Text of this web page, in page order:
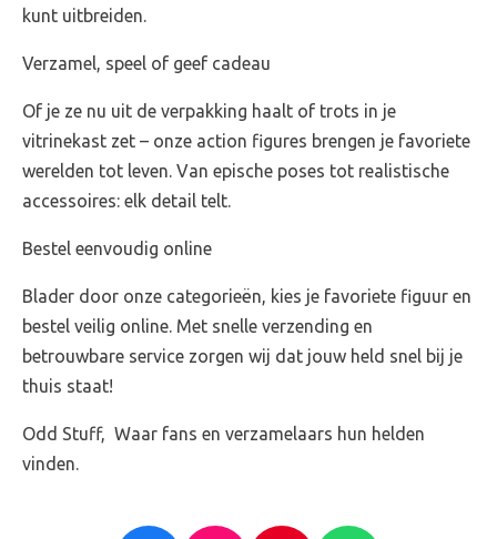
kunt uitbreiden.
Verzamel, speel of geef cadeau
Of je ze nu uit de verpakking haalt of trots in je
vitrinekast zet – onze action figures brengen je favoriete
werelden tot leven. Van epische poses tot realistische
accessoires: elk detail telt.
Bestel eenvoudig online
Blader door onze categorieën, kies je favoriete figuur en
bestel veilig online. Met snelle verzending en
betrouwbare service zorgen wij dat jouw held snel bij je
thuis staat!
Odd Stuff, Waar fans en verzamelaars hun helden
vinden.